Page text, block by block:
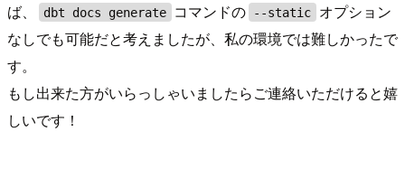
ば、
dbt docs generate コマンドの --static
オプション
なしでも可能だと考えましたが、私の環境では難しかったで
す。
もし出来た方がいらっしゃいましたらご連絡いただけると嬉
しいです！